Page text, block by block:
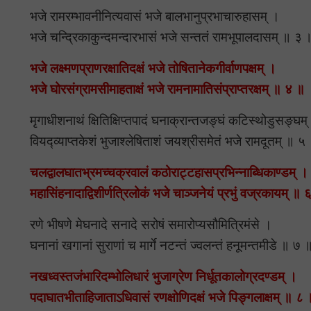
भजे रामरम्भावनीनित्यवासं भजे बालभानुप्रभाचारुहासम् ।
भजे चन्द्रिकाकुन्दमन्दारभासं भजे सन्ततं रामभूपालदासम् ॥ ३
भजे लक्ष्मणप्राणरक्षातिदक्षं भजे तोषितानेकगीर्वाणपक्षम् ।
भजे घोरसंग्रामसीमाहताक्षं भजे रामनामातिसंप्राप्तरक्षम् ॥ ४ ॥
मृगाधीशनाथं क्षितिक्षिप्तपादं घनाक्रान्तजङ्घं कटिस्थोडुसङ्घम्
वियद्व्याप्तकेशं भुजाश्लेषिताशं जयश्रीसमेतं भजे रामदूतम् ॥ ५
चलद्वालघातभ्रमच्चक्रवालं कठोराट्टहासप्रभिन्नाब्धिकाण्डम् ।
महासिंहनादाद्विशीर्णत्रिलोकं भजे चाञ्जनेयं प्रभुं वज्रकायम् ॥
रणे भीषणे मेघनादे सनादे सरोषं समारोप्यसौमित्रिमंसे ।
घनानां खगानां सुराणां च मार्गे नटन्तं ज्वलन्तं हनूमन्तमीडे ॥ ७ ॥
नखध्वस्तजंभारिदम्भोलिधारं भुजाग्रेण निर्धूतकालोग्रदण्डम् ।
पदाघातभीताहिजाताऽधिवासं रणक्षोणिदक्षं भजे पिङ्गलाक्षम् ॥ ८